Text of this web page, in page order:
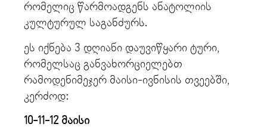
რომელიც წარმოადგენს ანატოლიის
კულტურულ საგანძურს.
ეს იქნება 3 დღიანი დაუვიწყარი ტური,
რომელსაც განვახორციელებთ
რამოდენიმეჯერ მაისი-ივნისის თვეებში,
კერძოდ:
10-11-12 მაისი